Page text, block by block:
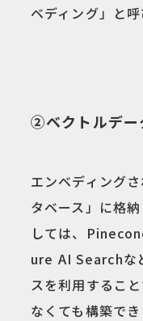
ベディング」と呼
②ベクトルデー
エンベディング
タベース」に格
しては、
ure AI Searchな
スを利用するこ
なくても構築でき